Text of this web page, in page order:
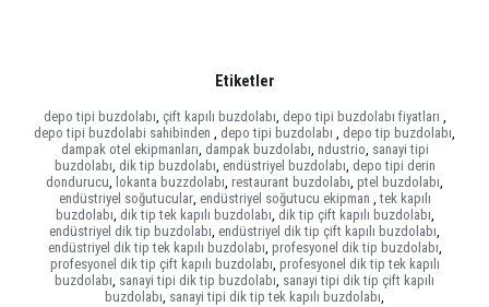
Etiketler
depo tipi buzdolabı, çift kapılı buzdolabı, depo tipi buzdolabı fiyatları ,
depo tipi buzdolabi sahibinden , depo tipi buzdolabı , depo tip buzdolabı,
dampak otel ekipmanları, dampak buzdolabı, ndustrio, sanayi tipi
buzdolabı, dik tip buzdolabı, endüstriyel buzdolabı, depo tipi derin
dondurucu, lokanta buzzdolabı, restaurant buzdolabı, ptel buzdolabı,
endüstriyel soğutucular, endüstriyel soğutucu ekipman , tek kapılı
buzdolabı, dik tip tek kapılı buzdolabı, dik tip çift kapılı buzdolabı,
endüstriyel dik tip buzdolabı, endüstriyel dik tip çift kapılı buzdolabı,
endüstriyel dik tip tek kapılı buzdolabı, profesyonel dik tip buzdolabı,
profesyonel dik tip çift kapılı buzdolabı, profesyonel dik tip tek kapılı
buzdolabı, sanayi tipi dik tip buzdolabı, sanayi tipi dik tip çift kapılı
buzdolabı, sanayi tipi dik tip tek kapılı buzdolabı,